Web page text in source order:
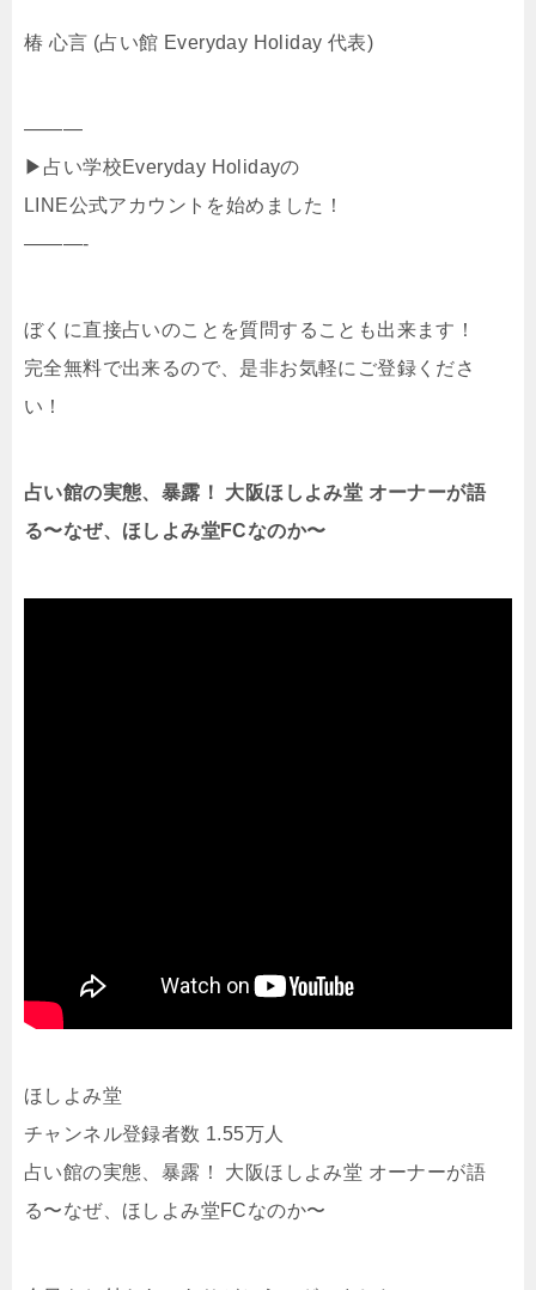
椿 心言 (占い館 Everyday Holiday 代表)
———
▶︎占い学校Everyday Holidayの
LINE公式アカウントを始めました！
———-
ぼくに直接占いのことを質問することも出来ます！
完全無料で出来るので、是非お気軽にご登録くださ
い！
占い館の実態、暴露！ 大阪ほしよみ堂 オーナーが語
る〜なぜ、ほしよみ堂FCなのか〜
ほしよみ堂
チャンネル登録者数 1.55万人
占い館の実態、暴露！ 大阪ほしよみ堂 オーナーが語
る〜なぜ、ほしよみ堂FCなのか〜